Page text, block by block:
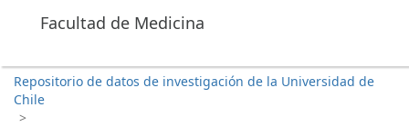
Facultad de Medicina
Repositorio de datos de investigación de la Universidad de
Chile
>